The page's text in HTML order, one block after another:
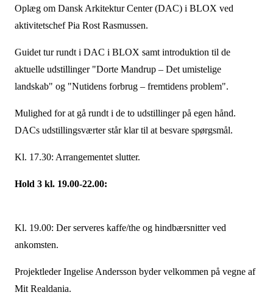
Oplæg om Dansk Arkitektur Center (DAC) i BLOX ved
aktivitetschef Pia Rost Rasmussen.
Guidet tur rundt i DAC i BLOX samt introduktion til de
aktuelle udstillinger "Dorte Mandrup – Det umistelige
landskab" og "Nutidens forbrug – fremtidens problem".
Mulighed for at gå rundt i de to udstillinger på egen hånd.
DACs udstillingsværter står klar til at besvare spørgsmål.
Kl. 17.30: Arrangementet slutter.
Hold 3 kl. 19.00-22.00:
Kl. 19.00: Der serveres kaffe/the og hindbærsnitter ved
ankomsten.
Projektleder Ingelise Andersson byder velkommen på vegne af
Mit Realdania.